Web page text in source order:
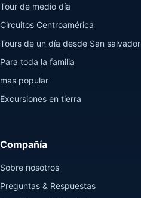
Tour de medio día
Circuitos Centroamérica
Tours de un día desde San salvador
Para toda la familia
mas popular
Excursiones en tierra
Compañía
Sobre nosotros
Preguntas & Respuestas